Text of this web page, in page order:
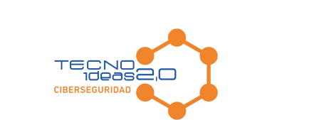
BLOG TECNOIDEAS
Noticias tecnológicas.